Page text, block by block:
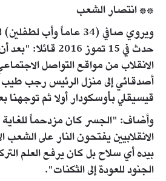
** انتصار الشعب
ويروي صافي (34 عاماً وأب
حدث في 15 تموز 2016
الانقلاب من مواقع التواصل
أصدقائي إلى منزل الرئيس رجب
قيسيقلي بأوسكودار أولا ثم توجهنا
وأضاف: "الجسر كان مزدحماً للغاية
الانقلابيين يفتحون النار على الشعب
بيده أي سلاح بل كان يرفع العلم
الجنود للعودة إلى الثكنات".